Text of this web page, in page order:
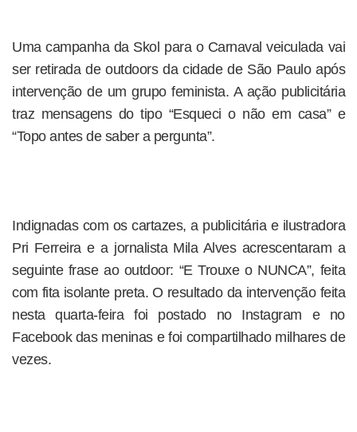
Uma campanha da Skol para o Carnaval veiculada vai
ser retirada de outdoors da cidade de São Paulo após
intervenção de um grupo feminista. A ação publicitária
traz mensagens do tipo “Esqueci o não em casa” e
“Topo antes de saber a pergunta”.
Indignadas com os cartazes, a publicitária e ilustradora
Pri Ferreira e a jornalista Mila Alves acrescentaram a
seguinte frase ao outdoor: “E Trouxe o NUNCA”, feita
com fita isolante preta. O resultado da intervenção feita
nesta quarta-feira foi postado no Instagram e no
Facebook das meninas e foi compartilhado milhares de
vezes.